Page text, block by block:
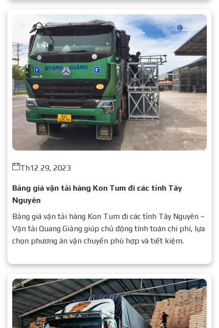
Th12 29, 2023
Bảng giá vận tải hàng Kon Tum đi các tỉnh Tây
Nguyên
Bảng giá vận tải hàng Kon Tum đi các tỉnh Tây Nguyên –
Vận tải Quang Giảng giúp chủ động tính toán chi phí, lựa
chọn phương án vận chuyển phù hợp và tiết kiệm.